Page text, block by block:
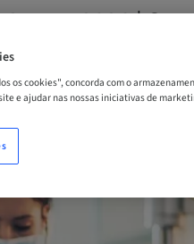
25. set 2026 |
os cookies", concorda com o
e ajudar nas nossas iniciativas de